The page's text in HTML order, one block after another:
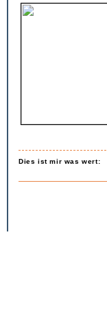
Dies ist mir was wert: